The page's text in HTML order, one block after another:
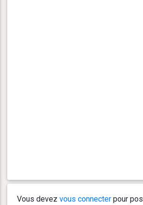
Vous devez vous connecter pour